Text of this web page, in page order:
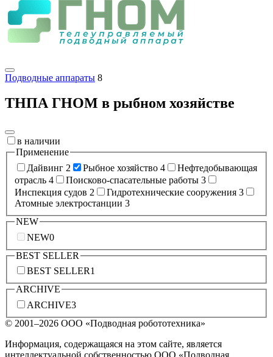
Подводные аппараты 8
ТНПА ГНОМ в рыбном хозяйстве
в наличии
Применение
Дайвинг 2 Рыбное хозяйство 4
Нефтедобывающая
отрасль 4 Поисково-спасательные работы 3
Инспекция судов 2 Гидротехнические сооружения 3
Атомные электростанции 3
NEW
NEW0
BEST SELLER
BEST SELLER1
ARCHIVE
ARCHIVE3
© 2001–2026 ООО «Подводная робототехника»
Информация, содержащаяся на этом сайте, является
интеллектуальной собственностью ООО «Подводная